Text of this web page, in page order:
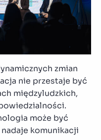
zmian
nie przestaje być
międzyludzkich,
może być
komunikacji